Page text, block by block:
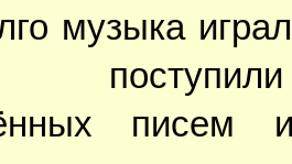
музыка
писем